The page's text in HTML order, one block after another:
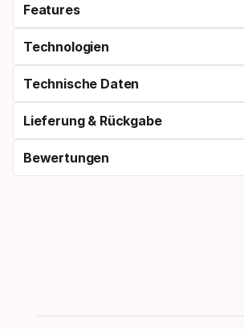
Features
Technologien
Technische Daten
Lieferung & Rückgabe
Bewertungen